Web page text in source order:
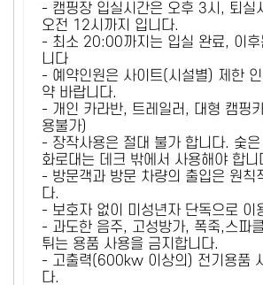
- 캠핑장 입실시간은 오후 3시, 퇴실
오전 12시까지 입니다.
- 최소 20:00까지는 입실 완료, 이후
니다
- 예약인원은 사이트(시설별) 제한 인
약 바랍니다.
- 개인 카라반, 트레일러, 대형 캠핑
용불가)
- 장작사용은 절대 불가 합니다. 숯
화로대는 데크 밖에서 사용해야 합니
- 방문객과 방문 차량의 출입은 원칙
다.
- 보호자 없이 미성년자 단독으로 이
- 과도한 음주, 고성방가, 폭죽,스파
튀는 용품 사용을 금지합니다.
- 고출력(600kw 이상의) 전기용품
다.